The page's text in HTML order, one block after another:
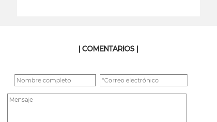
| COMENTARIOS |